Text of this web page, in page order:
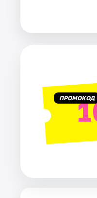
Артисты ПРОМОКОД